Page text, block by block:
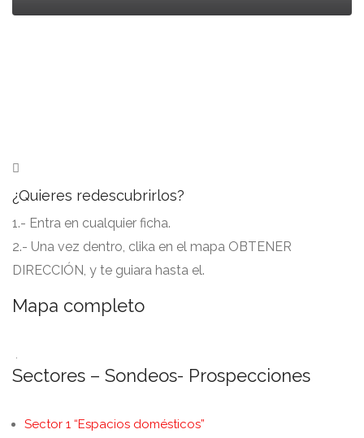
¿Quieres redescubrirlos?
1.- Entra en cualquier ficha.
2.- Una vez dentro, clika en el mapa OBTENER
DIRECCIÓN, y te guiara hasta el.
Mapa completo
.
Sectores – Sondeos- Prospecciones
Sector 1 “Espacios domésticos”